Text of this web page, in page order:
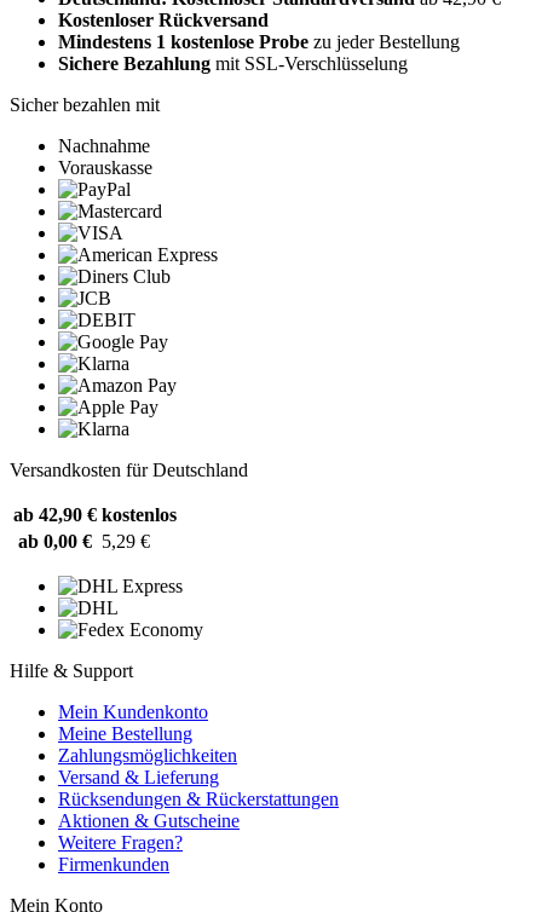
Kostenloser Rückversand
Mindestens 1 kostenlose Probe zu jeder Bestellung
Sichere Bezahlung mit SSL-Verschlüsselung
Sicher bezahlen mit
Nachnahme
Vorauskasse
Versandkosten für Deutschland
ab 42,90 € kostenlos
ab 0,00 € 5,29 €
Hilfe & Support
Mein Kundenkonto
Meine Bestellung
Zahlungsmöglichkeiten
Versand & Lieferung
Rücksendungen & Rückerstattungen
Aktionen & Gutscheine
Weitere Fragen?
Firmenkunden
Mein Konto